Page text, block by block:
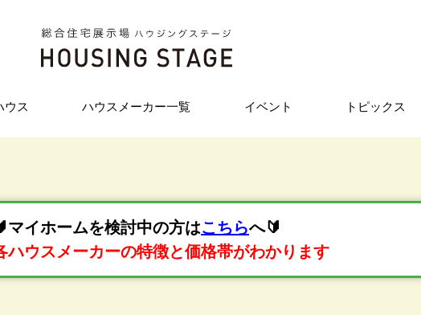
ウス ハウスメーカー一覧 イベント トピックス
マイホームを検討中の方はこちらへ🔰
ハウスメーカーの特徴と価格帯がわかります